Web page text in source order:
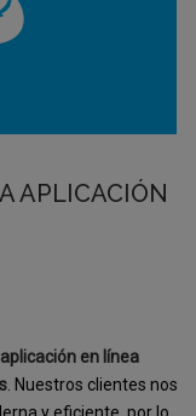
APLICACIÓN
en línea
. Nuestros clientes nos